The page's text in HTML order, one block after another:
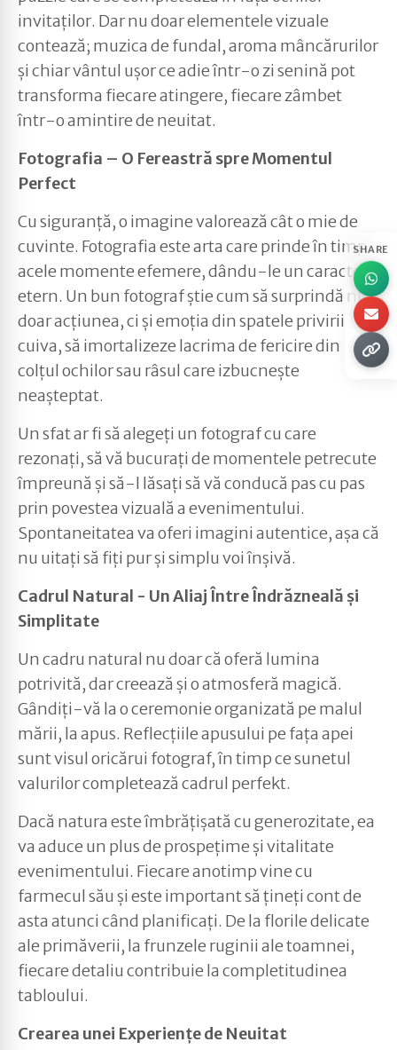
SHARE
invitaților. Dar nu doar elementele vizuale
contează; muzica de fundal, aroma mâncărurilor
și chiar vântul ușor ce adie într-o zi senină pot
transforma fiecare atingere, fiecare zâmbet
într-o amintire de neuitat.
Fotografia – O Fereastră spre Momentul
Perfect
Cu siguranță, o imagine valorează cât o mie de
cuvinte. Fotografia este arta care prinde în timp
acele momente efemere, dându-le un caracter
etern. Un bun fotograf știe cum să surprindă nu
doar acțiunea, ci și emoția din spatele privirii
cuiva, să imortalizeze lacrima de fericire din
colțul ochilor sau râsul care izbucnește
neașteptat.
Un sfat ar fi să alegeți un fotograf cu care
rezonați, să vă bucurați de momentele petrecute
împreună și să-l lăsați să vă conducă pas cu pas
prin povestea vizuală a evenimentului.
Spontaneitatea va oferi imagini autentice, așa că
nu uitați să fiți pur și simplu voi înșivă.
Cadrul Natural - Un Aliaj Între Îndrăzneală și
Simplitate
Un cadru natural nu doar că oferă lumina
potrivită, dar creează și o atmosferă magică.
Gândiți-vă la o ceremonie organizată pe malul
mării, la apus. Reflecțiile apusului pe fața apei
sunt visul oricărui fotograf, în timp ce sunetul
valurilor completează cadrul perfekt.
Dacă natura este îmbrățișată cu generozitate, ea
va aduce un plus de prospețime și vitalitate
evenimentului. Fiecare anotimp vine cu
farmecul său și este important să țineți cont de
asta atunci când planificați. De la florile delicate
ale primăverii, la frunzele ruginii ale toamnei,
fiecare detaliu contribuie la completitudinea
tabloului.
Crearea unei Experiențe de Neuitat